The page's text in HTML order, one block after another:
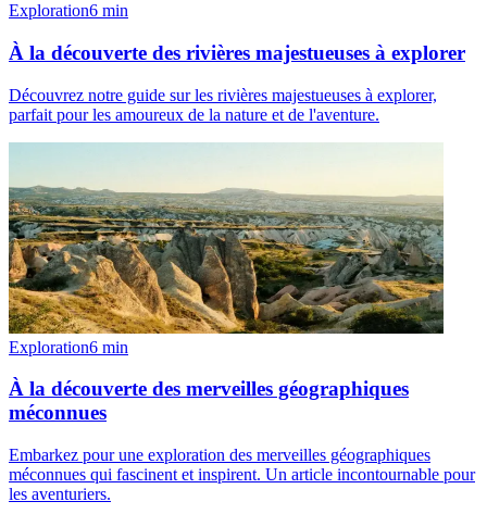
Exploration6 min
À la découverte des rivières majestueuses à explorer
Découvrez notre guide sur les rivières majestueuses à explorer,
parfait pour les amoureux de la nature et de l'aventure.
Exploration6 min
À la découverte des merveilles géographiques
méconnues
Embarkez pour une exploration des merveilles géographiques
méconnues qui fascinent et inspirent. Un article incontournable pour
les aventuriers.